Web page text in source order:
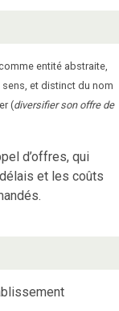
entité abstraite,
et distinct du nom
(diversifier son offre de
d’offres, qui
et les coûts